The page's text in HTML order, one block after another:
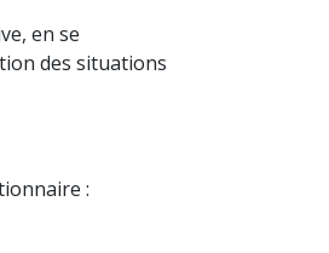
en se
des situations
: